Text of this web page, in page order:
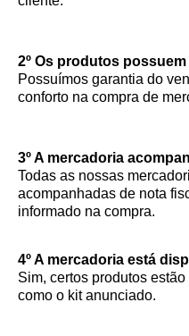
2º Os produtos
Possuímos garantia do
conforto na compra de
3º A mercadoria
Todas as nossas
acompanhadas de nota
informado na compra.
4º A mercadoria está
Sim, certos produtos
como o kit anunciado.